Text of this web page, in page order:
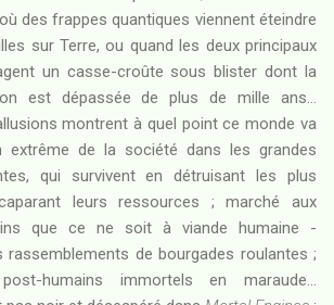
des frappes quantiques viennent éteindre
sur Terre, ou quand les deux principaux
un casse-croûte sous blister dont la
est dépassée de plus de mille ans...
montrent à quel point ce monde va
extrême de la société dans les grandes
qui survivent en détruisant les plus
leurs ressources ; marché aux
que ce ne soit à viande humaine -
rassemblements de bourgades roulantes ;
humains immortels en maraude...